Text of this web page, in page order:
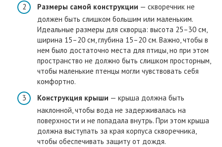
Размеры самой конструкции — скворечник не
должен быть слишком большим или маленьким.
Идеальные размеры для скворца: высота 25–30 см,
ширина 15–20 см, глубина 15–20 см. Важно, чтобы в
нем было достаточно места для птицы, но при этом
пространство не должно быть слишком просторным,
чтобы маленькие птенцы могли чувствовать себя
комфортно.
Конструкция крыши — крыша должна быть
наклонной, чтобы вода не задерживалась на
поверхности и не попадала внутрь. При этом крыша
должна выступать за края корпуса скворечника,
чтобы обеспечивать защиту от дождя.